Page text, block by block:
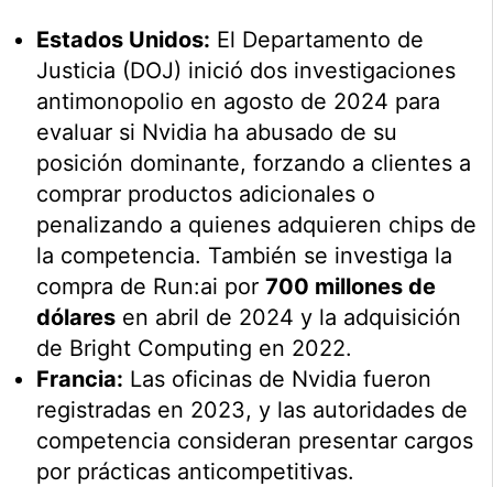
Estados Unidos: El Departamento de
Justicia (DOJ) inició dos investigaciones
antimonopolio en agosto de 2024 para
evaluar si Nvidia ha abusado de su
posición dominante, forzando a clientes a
comprar productos adicionales o
penalizando a quienes adquieren chips de
la competencia. También se investiga la
compra de Run:ai por700 millones de
dólares en abril de 2024 y la adquisición
de Bright Computing en 2022.
Francia: Las oficinas de Nvidia fueron
registradas en 2023, y las autoridades de
competencia consideran presentar cargos
por prácticas anticompetitivas.